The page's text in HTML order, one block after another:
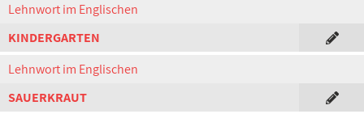
Lehnwort im Englischen
KINDERGARTEN
Lehnwort im Englischen
SAUERKRAUT